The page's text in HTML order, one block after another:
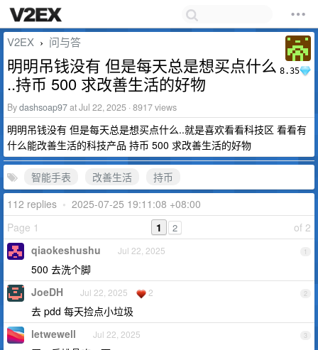
8.35
V2EX › 问与答
明明吊钱没有 但是每天总是想买点什么
..持币 500 求改善生活的好物
Bydashsoap97at Jul 22, 2025 · 8917 views
明明吊钱没有 但是每天总是想买点什么..就是喜欢看看科技区 看看有
什么能改善生活的科技产品 持币 500 求改善生活的好物
智能手表 改善生活
持币
112 replies • 2025-07-25 19:11:08 +08:00
Page 1
of 2
1 2
1
qiaokeshushu Jul 22, 2025
500 去洗个脚
2
JoeDH Jul 22, 2025 2
去 pdd 每天捡点小垃圾
3
letwewell Jul 22, 2025